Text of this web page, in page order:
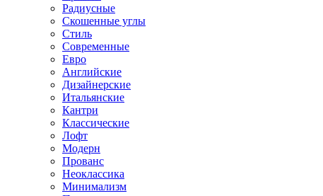
Радиусные
Скошенные углы
Стиль
Современные
Евро
Английские
Дизайнерские
Итальянские
Кантри
Классические
Лофт
Модерн
Прованс
Неоклассика
Минимализм